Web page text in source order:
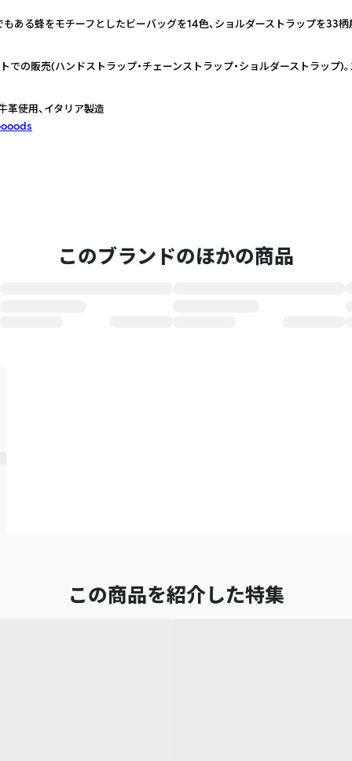
ある蜂をモチーフとしたビーバッグを14色、ショルダーストラップを33柄
の販売(ハンドストラップ・チェーンストラップ・ショルダーストラップ)
革使用、イタリア製造
このブランドのほかの商品
この商品を紹介した特集